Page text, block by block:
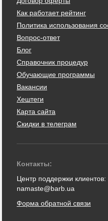
Как работает рейтинг
Политика использования
Вопрос-ответ
Блог
Справочник процедур
Обучающие программы
Вакансии
Хештеги
Карта сайта
Скидки в телеграм
Контакты:
Центр поддержки клиентов:
namaste@barb.ua
Форма обратной связи